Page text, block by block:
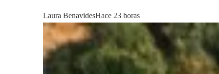
Laura BenavidesHace 23 horas